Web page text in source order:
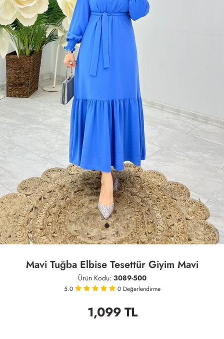
Mavi Tuğba Elbise Tesettür Giyim Mavi
Ürün Kodu: 3089-500
5.0 0 Değerlendirme
1,099TL